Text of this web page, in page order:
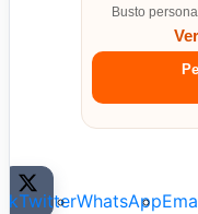
Busto
TwitterWhatsApp